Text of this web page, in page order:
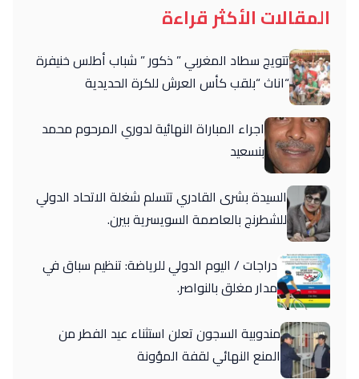
المقالات الأكثر قراءة
تتويج سطاد المغربي ” ذكور ” شباب أطلس خنيفرة
“اناث “بلقب كأس العرش للكرة الحديدية
اجراء المباراة النهائية لدوري المرحوم محمد
بنسعيد
السيدة بشرى القادري تتسلم شغلة الاتحاد الدولي
للشطرنج بالعاصمة السويسرية بيرن.
دراجات / اليوم الدولي للرياضة: تنظيم سباق في
مدار مغلق بالنواصر.
مندوبية السجون تعلن استثناء عيد الفطر من
المنع النهائي لقفة المؤونة